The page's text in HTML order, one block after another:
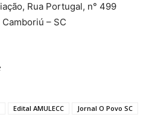
Rua Portugal, n° 499
– SC
Edital AMULECC Jornal O Povo SC